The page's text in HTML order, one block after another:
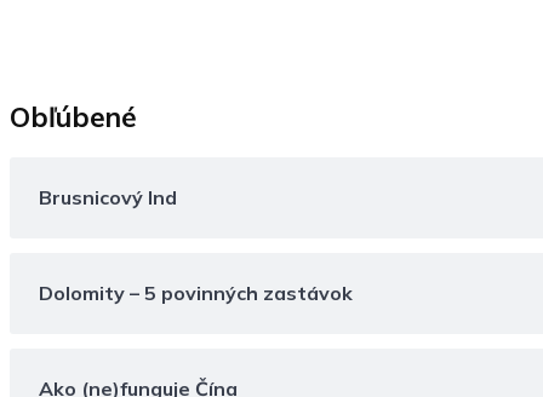
Obľúbené
Brusnicový Ind
Dolomity – 5 povinných zastávok
Ako (ne)funguje Čína